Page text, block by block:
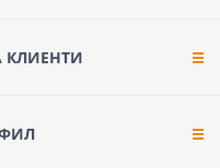
КЛИЕНТИ